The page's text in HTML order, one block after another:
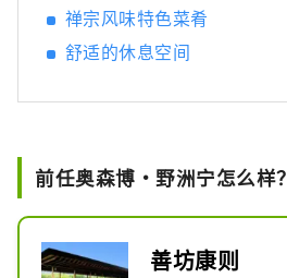
禅宗风味特色菜肴
舒适的休息空间
前任奥森博·野洲宁怎么样？
善坊康则